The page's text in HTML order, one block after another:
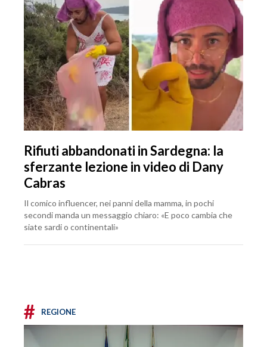
Rifiuti abbandonati in Sardegna: la
sferzante lezione in video di Dany
Cabras
Il comico influencer, nei panni della mamma, in pochi
secondi manda un messaggio chiaro: «E poco cambia che
siate sardi o continentali»
# REGIONE